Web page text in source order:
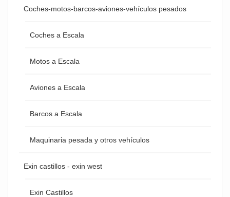
Coches-motos-barcos-aviones-vehículos pesados
Coches a Escala
Motos a Escala
Aviones a Escala
Barcos a Escala
Maquinaria pesada y otros vehículos
Exin castillos - exin west
Exin Castillos